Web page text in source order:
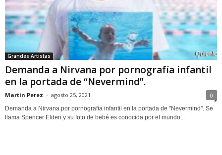
Grandes Artistas
Demanda a Nirvana por pornografía infantil
en la portada de “Nevermind”.
Martin Perez - agosto 25, 2021 0
Demanda a Nirvana por pornografía infantil en la portada de "Nevermind". Se
llama Spencer Elden y su foto de bebé es conocida por el mundo...